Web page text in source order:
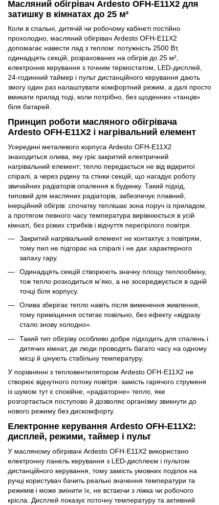
Масляний обігрівач Ardesto OFH-E11X2 для
затишку в кімнатах до 25 м²
Коли в спальні, дитячій чи робочому кабінеті постійно
прохолодно, масляний обігрівач Ardesto OFH-E11X2
допомагає навести лад з теплом: потужність 2500 Вт,
одинадцять секцій, розрахованих на обігрів до 25 м²,
електронне керування з точним термостатом, LED-дисплей,
24-годинний таймер і пульт дистанційного керування дають
змогу один раз налаштувати комфортний режим, а далі просто
вмикати прилад тоді, коли потрібно, без щоденних «танців»
біля батарей.
Принцип роботи масляного обігрівача
Ardesto OFH-E11X2 і нагрівальний елемент
Усередині металевого корпуса Ardesto OFH-E11X2
знаходиться олива, яку гріє закритий електричний
нагрівальний елемент; тепло передається не від відкритої
спіралі, а через рідину та стінки секцій, що нагадує роботу
звичайних радіаторів опалення в будинку. Такий підхід,
типовий для масляних радіаторів, забезпечує плавний,
інерційний обігрів: спочатку теплішає зона поруч із приладом,
а протягом певного часу температура вирівнюється в усій
кімнаті, без різких стрибків і відчуття перегірілого повітря.
Закритий нагрівальний елемент не контактує з повітрям,
тому пил не підгорає на спіралі і не дає характерного
запаху гару.
Одинадцять секцій створюють значну площу теплообміну,
тож тепло розходиться м’яко, а не зосереджується в одній
точці біля корпусу.
Олива зберігає тепло навіть після вимкнення живлення,
тому приміщення остигає повільно, без ефекту «відразу
стало знову холодно».
Такий тип обігріву особливо добре підходить для спалень і
дитячих кімнат, де люди проводять багато часу на одному
місці й цінують стабільну температуру.
У порівнянні з тепловентилятором Ardesto OFH-E11X2 не
створює відчутного потоку повітря: замість гарячого струменя
із шумом тут є спокійне, «радіаторне» тепло, яке
розгортається поступово й дозволяє організму звикнути до
нового режиму без дискомфорту.
Електронне керування Ardesto OFH-E11X2:
дисплей, режими, таймер і пульт
У масляному обігрівачі Ardesto OFH-E11X2 використано
електронну панель керування з LED-дисплеєм і пультом
дистанційного керування, тому замість умовних поділок на
ручці користувач бачить реальні значення температури та
режимів і може змінити їх, не встаючи з ліжка чи робочого
крісла. Дисплей показує поточну температуру та активний